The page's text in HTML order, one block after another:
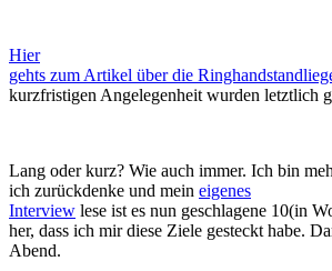
Hier
gehts zum Artikel über die
kurzfristigen Angelegenheit wurden letztlich
Lang oder kurz? Wie auch immer. Ich bin
ich zurückdenke und mein eigenes
Interview lese ist es nun geschlagene 10(in
her, dass ich mir diese Ziele gesteckt habe.
Abend.